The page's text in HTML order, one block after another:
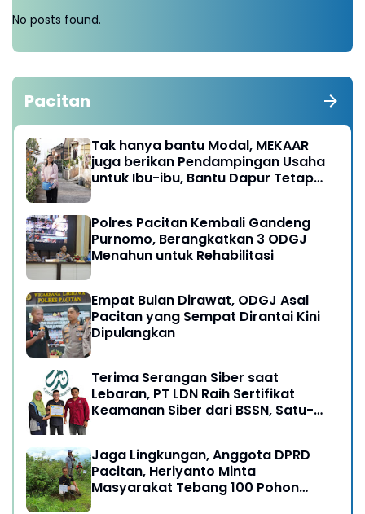
No posts found.
Pacitan
Tak hanya bantu Modal, MEKAAR
juga berikan Pendampingan Usaha
untuk Ibu-ibu, Bantu Dapur Tetap
Polres Pacitan Kembali Gandeng
Purnomo, Berangkatkan 3 ODGJ
Menahun untuk Rehabilitasi
Empat Bulan Dirawat, ODGJ Asal
Pacitan yang Sempat Dirantai Kini
Dipulangkan
Terima Serangan Siber saat
Lebaran, PT LDN Raih Sertifikat
Keamanan Siber dari BSSN, Satu-
Jaga Lingkungan, Anggota DPRD
Pacitan, Heriyanto Minta
Masyarakat Tebang 100 Pohon